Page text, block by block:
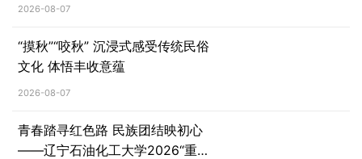
2026-08-07
“摸秋”“咬秋” 沉浸式感受传统民俗
文化 体悟丰收意蕴
2026-08-07
青春踏寻红色路 民族团结映初心
——辽宁石油化工大学2026“重走